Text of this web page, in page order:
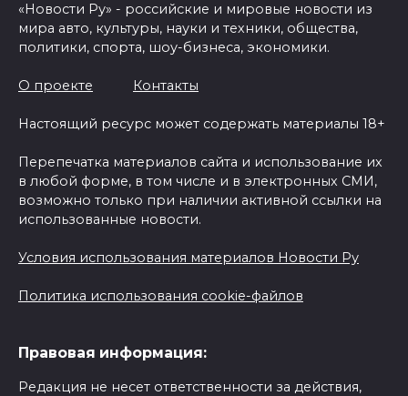
«Новости Ру» - российские и мировые новости из
мира авто, культуры, науки и техники, общества,
политики, спорта, шоу-бизнеса, экономики.
О проекте Контакты
Настоящий ресурс может содержать материалы 18+
Перепечатка материалов сайта и использование их
в любой форме, в том числе и в электронных СМИ,
возможно только при наличии активной ссылки на
использованные новости.
Условия использования материалов Новости Ру
Политика использования cookie-файлов
Правовая информация:
Редакция не несет ответственности за действия,